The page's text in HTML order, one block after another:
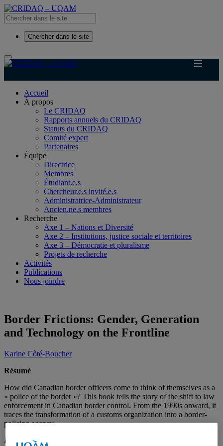
Chercher dans le site
Accueil
À propos
Le CRIDAQ
Rapports annuels du CRIDAQ
Statuts du CRIDAQ
Comité expert
Partenaires
Équipe
Directrice
Membres
Étudiant.e.s
Chercheur.e.s invité.e.s
Administratrice-Administrateur
Ancien.ne.s membres
Recherche
Axe 1 – Nations et Diversité
Axe 2 – Institutions, justice sociale et territoires
Axe 3 – Démocratie et pluralisme
Projets de recherche
Activités
Publications
Nous joindre
Border Frictions: Gender, Generation
and Technology on the Frontline
Karine Côté-Boucher
Résumé
How did Canadian border officers come to think of themselves as a
« police of the border »? This book tells the story of the shift to law
enforcement in Canadian border control. From the 1990s onward, it
traces the transformation of a customs organization into a border-
policing agency.
Border Frictions